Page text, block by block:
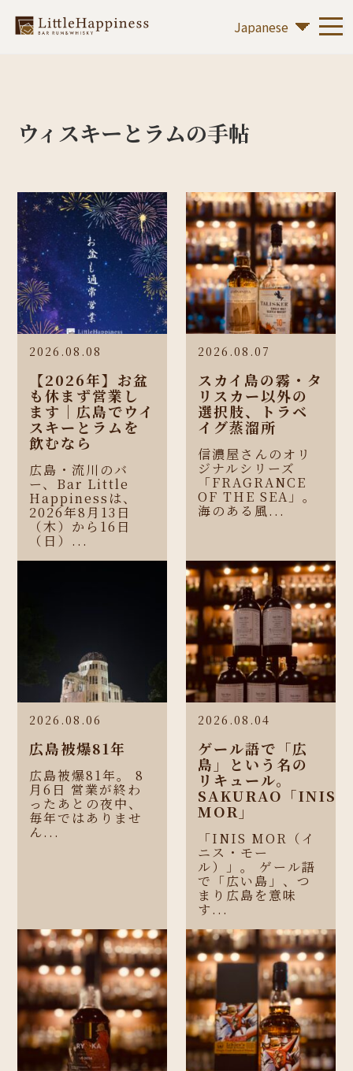
ウィスキーとラムの手帖
2026.08.08
【2026年】お盆
も休まず営業し
ます｜広島でウイ
スキーとラムを
飲むなら
広島・流川のバ
ー、Bar Little
Happinessは、
2026年8月13日
（木）から16日
（日）...
2026.08.07
スカイ島の霧・タ
リスカー以外の
選択肢、トラベ
イグ蒸溜所
信濃屋さんのオリ
ジナルシリーズ
「FRAGRANCE
OF THE SEA」。
海のある風...
2026.08.06
広島被爆81年
広島被爆81年。 8
月6日 営業が終わ
ったあとの夜中、
毎年ではありませ
ん...
2026.08.04
ゲール語で「広
島」という名の
リキュール。
SAKURAO「INIS
MOR」
「INIS MOR（イ
ニス・モー
ル）」。 ゲール語
で「広い島」、つ
まり広島を意味
す...